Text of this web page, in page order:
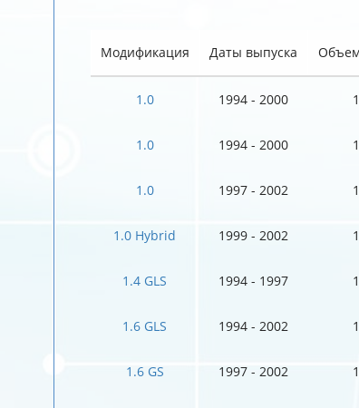
Модификация Даты выпуска
1.0 1994 - 2000
1.0 1994 - 2000
1.0 1997 - 2002
1.0 Hybrid 1999 - 2002
1.4 GLS 1994 - 1997
1.6 GLS 1994 - 2002
1.6 GS 1997 - 2002